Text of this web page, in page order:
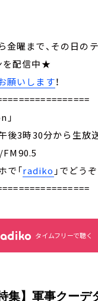
曜まで、その日の
ンを配信中★
願いします！
」
午後3時30分から
FM90.5
で「radiko 」でど
タイムフリーで聴く